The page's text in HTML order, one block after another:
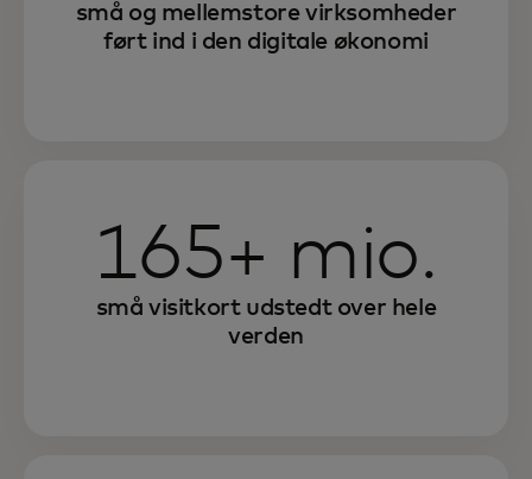
små og mellemstore virksomheder
ført ind i den digitale økonomi
165+ mio.
små visitkort udstedt over hele
verden